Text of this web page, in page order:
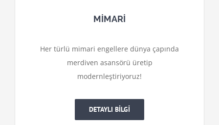
MİMARİ
Her türlü mimari engellere dünya çapında
merdiven asansörü üretip
modernleştiriyoruz!
DETAYLI BİLGİ